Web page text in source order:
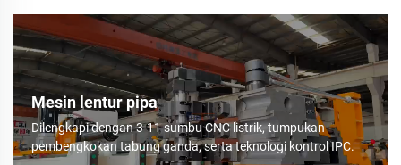
Mesin lentur pipa
Dilengkapi dengan 3-11 sumbu CNC listrik, tumpukan
pembengkokan tabung ganda, serta teknologi kontrol IPC.